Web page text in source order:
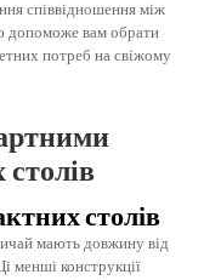
співвідношення між
допоможе вам обрати
потреб на свіжому
столів
мають довжину від
менші конструкції